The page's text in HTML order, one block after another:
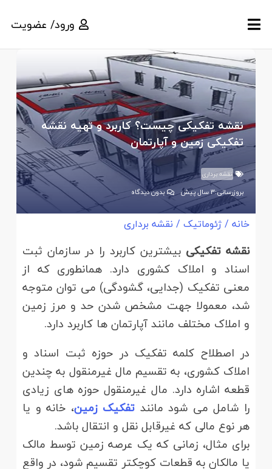
ورود/ عضویت
نقشه تفکیکی چیست؟ کاربرد و تهیه نقشه
تفکیکی زمین و آپارتمان
نقشه برداری
بروزرسانی:3 سال پیش بدون دیدگاه
خانه /ژئوماتیک / نقشه برداری
نقشه تفکیکی بیشترین کاربرد را در سازمان ثبت
اسناد و املاک کشوری دارد. همانطوری که از
معنی تفکیک (جدایی، گشودگی) می توان متوجه
شد، معمولا جهت مشخص شدن حد و مرز زمین
و املاک مختلف مانند آپارتمان ها کاربرد دارد.
در اصطلاح کلمه تفکیک در حوزه ثبت اسناد و
املاک کشوری، به تقسیم مال غیرمنقول به چندین
قطعه اشاره دارد. مال غیرمنقول حوزه های زیادی
را شامل می شود مانند تفکیک زمین، خانه و یا
هر نوع مالی که غیرقابل نقل و انتقال باشد.
برای مثال، زمانی که یک عرصه زمین توسط مالک
یا مالکان به قطعات کوچکتر تقسیم شود، در واقع